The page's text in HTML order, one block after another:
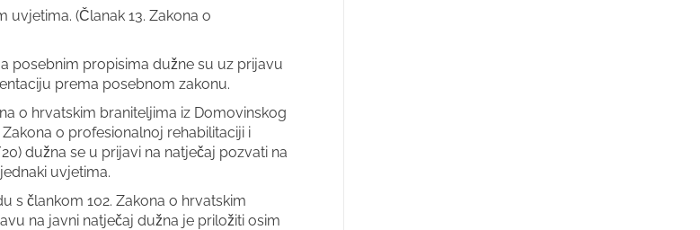
(Članak 13. Zakona o
posebnim propisima dužne su uz prijavu
prema posebnom zakonu.
o hrvatskim braniteljima iz Domovinskog
o profesionalnoj rehabilitaciji i
dužna se u prijavi na natječaj pozvati na
uvjetima.
s člankom 102. Zakona o hrvatskim
na javni natječaj dužna je priložiti osim